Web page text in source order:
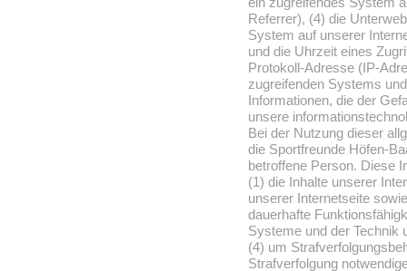
Referrer), (4) die
System auf unserer
und die Uhrzeit eines
Protokoll-Adresse (IP-
zugreifenden Systems
Informationen, die der
unsere
Bei der Nutzung dieser
die Sportfreunde Höfen-
betroffene Person. Diese
(1) die Inhalte unserer
unserer Internetseite
dauerhafte
Systeme und der Technik
(4) um
Strafverfolgung